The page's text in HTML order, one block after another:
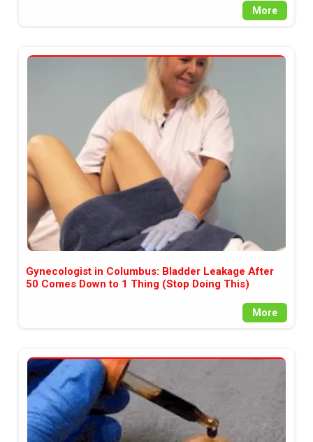
More
Gynecologist in Columbus: Bladder Leakage After
50 Comes Down to 1 Thing (Stop Doing This)
More